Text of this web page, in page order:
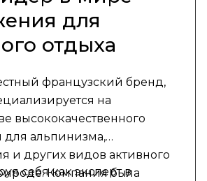
для
отдыха
французский бренд,
на
высококачественного
для альпинизма,
и других видов активного
Компания была
себя как эксперт в